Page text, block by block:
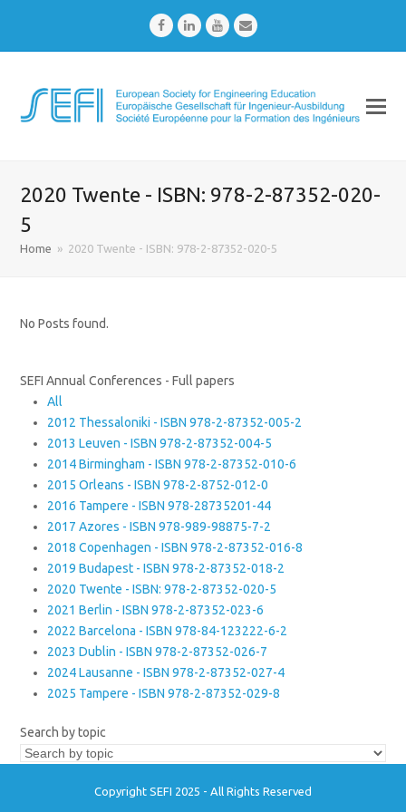
FacebookLinkedInYoutubeEmail
2020 Twente - ISBN: 978-2-87352-020-
5
Home » 2020 Twente - ISBN: 978-2-87352-020-5
No Posts found.
SEFI Annual Conferences - Full papers
All
2012 Thessaloniki - ISBN 978-2-87352-005-2
2013 Leuven - ISBN 978-2-87352-004-5
2014 Birmingham - ISBN 978-2-87352-010-6
2015 Orleans - ISBN 978-2-8752-012-0
2016 Tampere - ISBN 978-28735201-44
2017 Azores - ISBN 978-989-98875-7-2
2018 Copenhagen - ISBN 978-2-87352-016-8
2019 Budapest - ISBN 978-2-87352-018-2
2020 Twente - ISBN: 978-2-87352-020-5
2021 Berlin - ISBN 978-2-87352-023-6
2022 Barcelona - ISBN 978-84-123222-6-2
2023 Dublin - ISBN 978-2-87352-026-7
2024 Lausanne - ISBN 978-2-87352-027-4
2025 Tampere - ISBN 978-2-87352-029-8
Search by topic
Copyright SEFI 2025 - All Rights Reserved